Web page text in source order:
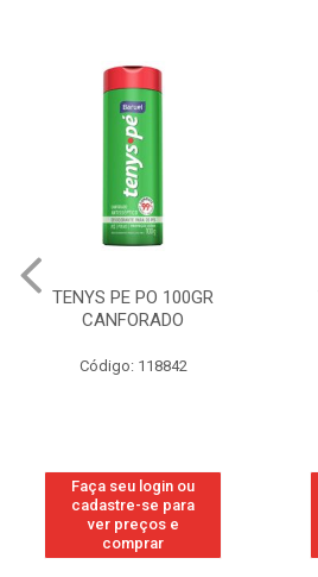
TENYS PE PO 100GR
CANFORADO
Código: 118842
Faça seu login ou
cadastre-se para
ver preços e
comprar